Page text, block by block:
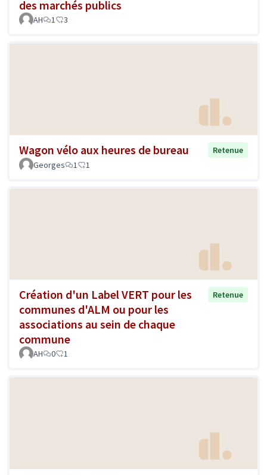
des marchés publics
AH 1 3
Wagon vélo aux heures de bureau
Retenue
Georges
1 1
Création d'un Label VERT pour les
communes d'ALM ou pour les
associations au sein de chaque
commune
Retenue
AH 0 1